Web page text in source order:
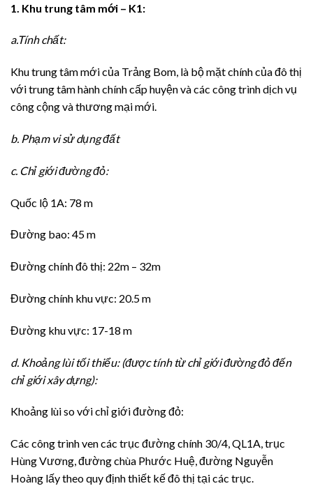
1. Khu trung tâm mới – K1:
a.Tính chất:
Khu trung tâm mới của Trảng Bom, là bộ mặt chính của đô thị
với trung tâm hành chính cấp huyện và các công trình dịch vụ
công cộng và thương mại mới.
b. Phạm vi sử dụng đất
c. Chỉ giới đường đỏ:
Quốc lộ 1A: 78 m
Đường bao: 45 m
Đường chính đô thị: 22m – 32m
Đường chính khu vực: 20.5 m
Đường khu vực: 17-18 m
d. Khoảng lùitối thiểu: (được tính từ chỉ giới đường đỏ đến
chỉ giới xây dựng):
Khoảng lùi so với chỉ giới đường đỏ:
Các công trình ven các trục đường chính 30/4, QL1A, trục
Hùng Vương, đường chùa Phước Huệ, đường Nguyễn
Hoàng lấy theo quy định thiết kế đô thị tại các trục.